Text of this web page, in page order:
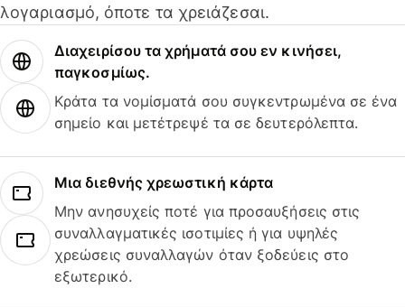
λογαριασμό, όποτε τα χρειάζεσαι.
Διαχειρίσου τα χρήματά σου εν κινήσει,
παγκοσμίως.
Κράτα τα νομίσματά σου συγκεντρωμένα σε ένα
σημείο και μετέτρεψέ τα σε δευτερόλεπτα.
Μια διεθνής χρεωστική κάρτα
Μην ανησυχείς ποτέ για προσαυξήσεις στις
συναλλαγματικές ισοτιμίες ή για υψηλές
χρεώσεις συναλλαγών όταν ξοδεύεις στο
εξωτερικό.